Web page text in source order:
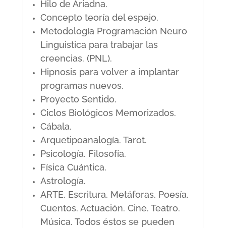
Hilo de Ariadna.
Concepto teoría del espejo.
Metodología Programación Neuro
Linguistica para trabajar las
creencias. (PNL).
Hipnosis para volver a implantar
programas nuevos.
Proyecto Sentido.
Ciclos Biológicos Memorizados.
Cábala.
Arquetipoanalogía. Tarot.
Psicología. Filosofía.
Física Cuántica.
Astrología.
ARTE. Escritura. Metáforas. Poesía.
Cuentos. Actuación. Cine. Teatro.
Música. Todos éstos se pueden